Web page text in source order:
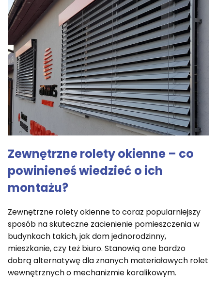
Zewnętrzne rolety okienne – co
powinieneś wiedzieć o ich
montażu?
Zewnętrzne rolety okienne to coraz popularniejszy
sposób na skuteczne zacienienie pomieszczenia w
budynkach takich, jak dom jednorodzinny,
mieszkanie, czy też biuro. Stanowią one bardzo
dobrą alternatywę dla znanych materiałowych rolet
wewnętrznych o mechanizmie koralikowym.